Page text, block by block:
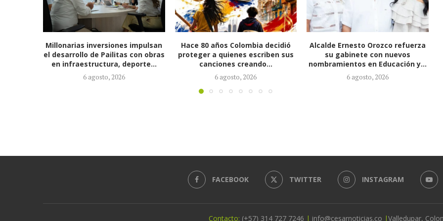
Hace 80 años Colombia decidió
proteger a quienes escriben sus
canciones creando...
6 agosto, 2026
Alcalde Ernesto Orozco refuerza
su gabinete con nuevos
nombramientos en Educación y...
6 agosto, 2026
Alcalde Orozco lidera atención de
incendio en El Tarullal y anuncia
mesa...
5 agosto, 2026
FACEBOOK TWITTER INSTAGRAM
Contacto: (+57) 314 727 7246 | info@cesarnoticias.co |Valledupar,